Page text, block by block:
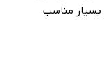
بسیار مناسب